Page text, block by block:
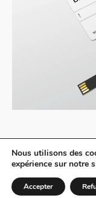
SUJET PRÉCÉDENT
© WAIXING 2026 |
Nous utilisons des
expérience sur notre
Accepter